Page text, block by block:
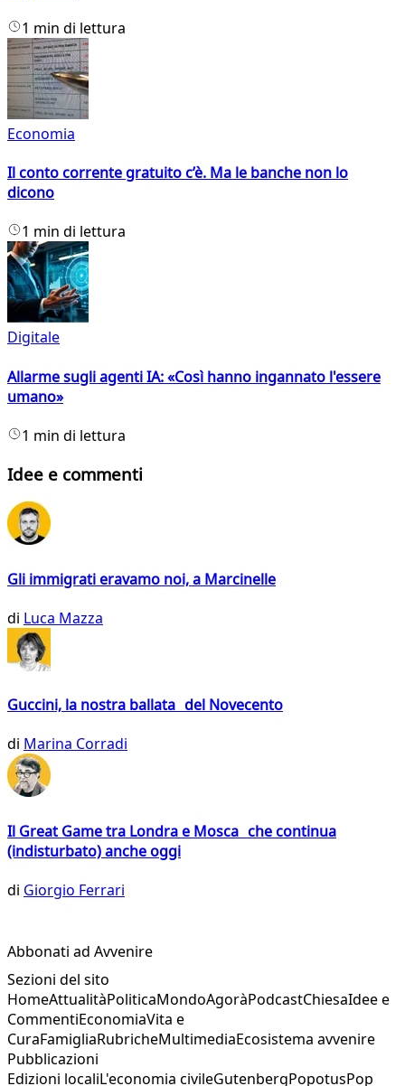
1 min di lettura
Economia
Il conto corrente gratuito c’è. Ma le banche non lo
dicono
1 min di lettura
Digitale
Allarme sugli agenti IA: «Così hanno ingannato l'essere
umano»
1 min di lettura
Idee e commenti
Gli immigrati eravamo noi, a Marcinelle
di Luca Mazza
Guccini, la nostra ballata del Novecento
di Marina Corradi
Il Great Game tra Londra e Mosca che continua
(indisturbato) anche oggi
di Giorgio Ferrari
Abbonati ad Avvenire
Sezioni del sito
HomeAttualitàPoliticaMondoAgoràPodcastChiesaIdee e
CommentiEconomiaVita e
CuraFamigliaRubricheMultimediaEcosistema avvenire
Pubblicazioni
Edizioni localiL'economia civileGutenbergPopotusPop